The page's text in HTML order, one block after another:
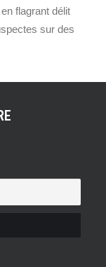
flagrant délit
sur des